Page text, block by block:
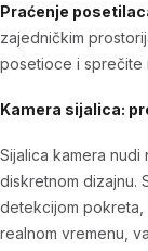
Praćenje
zajedničkim
posetioce i sprečite
Kamera sijalica:
Sijalica kamera
diskretnom dizajnu.
detekcijom pokreta,
realnom vremenu,